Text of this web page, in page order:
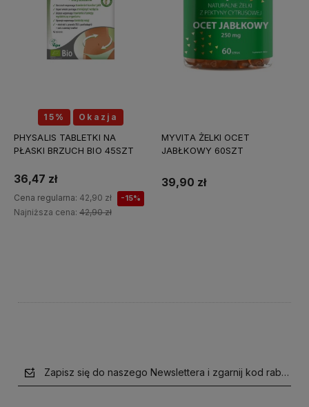
15% Okazja
PHYSALIS TABLETKI NA
PŁASKI BRZUCH BIO 45SZT
36,47 zł
Cena regularna: 42,90 zł -15%
Najniższa cena: 42,90 zł
MYVITA ŻELKI OCET
JABŁKOWY 60SZT
39,90 zł
Zapisz się do naszego Newslettera i zgarnij kod